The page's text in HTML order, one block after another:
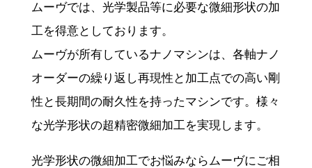
ムーヴでは、光学製品等に必要な微細形状の加
工を得意としております。
ムーヴが所有しているナノマシンは、各軸ナノ
オーダーの繰り返し再現性と加工点での高い剛
性と長期間の耐久性を持ったマシンです。様々
な光学形状の超精密微細加工を実現します。
光学形状の微細加工でお悩みならムーヴにご相